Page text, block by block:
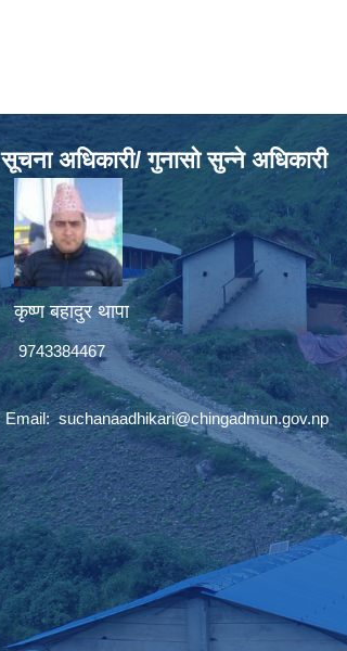
सूचना अधिकारी/ गुनासो सुन्ने अधिकारी
कृष्ण बहादुर थापा
9743384467
Email:suchanaadhikari@chingadmun.gov.np